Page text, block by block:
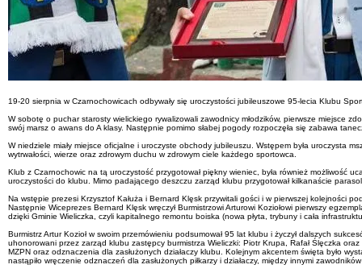
19-20 sierpnia w Czarnochowicach odbywały się uroczystości jubileuszowe 95-lecia Klubu
W sobotę o puchar starosty wielickiego rywalizowali zawodnicy młodzików, pierwsze miejsce
swój marsz o awans do A klasy. Następnie pomimo słabej pogody rozpoczęła się zabawa
W niedziele miały miejsce oficjalne i uroczyste obchody jubileuszu. Wstępem była uroczysta
wytrwałości, wierze oraz zdrowym duchu w zdrowym ciele każdego sportowca.
Klub z Czarnochowic na tą uroczystość przygotował piękny wieniec, była również możliwość
uroczystości do klubu. Mimo padającego deszczu zarząd klubu przygotował kilkanaście
Na wstępie prezesi Krzysztof Kałuża i Bernard Klęsk przywitali gości i w pierwszej kolejności
Następnie Wiceprezes Bernard Klęsk wręczył Burmistrzowi Arturowi Koziołowi pierwszy
dzięki Gminie Wieliczka, czyli kapitalnego remontu boiska (nowa płyta, trybuny i cała
Burmistrz Artur Kozioł w swoim przemówieniu podsumował 95 lat klubu i życzył dalszych
uhonorowani przez zarząd klubu zastępcy burmistrza Wieliczki: Piotr Krupa, Rafał Ślęczka
MZPN oraz odznaczenia dla zasłużonych działaczy klubu. Kolejnym akcentem święta było
nastąpiło wręczenie odznaczeń dla zasłużonych piłkarzy i działaczy, między innymi